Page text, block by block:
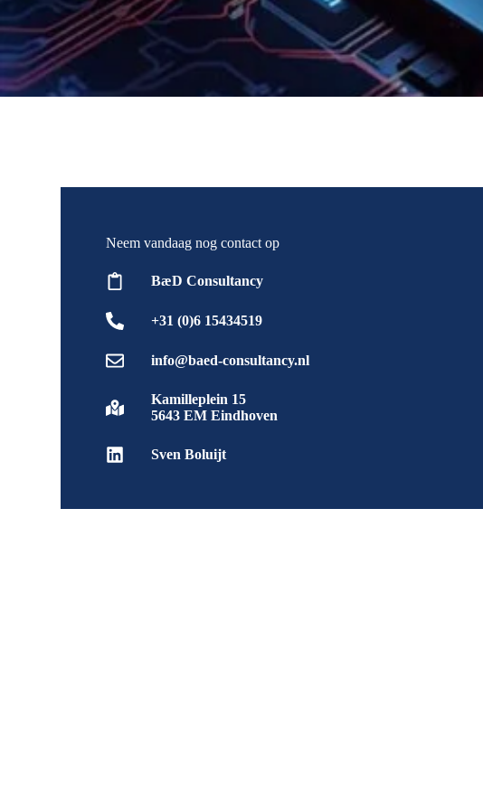
Neem vandaag nog contact op
BæD Consultancy
+31 (0)6 15434519
info@baed-consultancy.nl
Kamilleplein 15
5643 EM Eindhoven
Sven Boluijt